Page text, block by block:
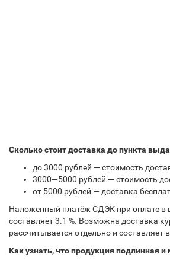
Сколько стоит доставка до пункта
до 3000 рублей — стоимость
3000—5000 рублей — стоимость
от 5000 рублей — доставка
Наложенный платёж СДЭК при оплате в
составляет 3.1 %. Возможна доставка
рассчитывается отдельно и составляет
Как узнать, что продукция подлинная